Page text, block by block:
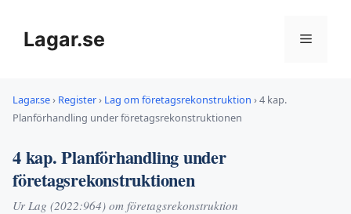
innehållLagar.se Meny
Lagar.se› Register› Lag om företagsrekonstruktion ›4 kap.
Planförhandling under företagsrekonstruktionen
4 kap. Planförhandling under
företagsrekonstruktionen
Ur Lag (2022:964) om företagsrekonstruktion